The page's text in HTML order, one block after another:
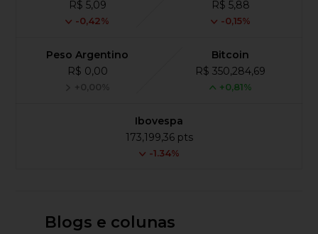
R$ 5,09
-0,42%
R$ 5,88
-0,15%
Peso Argentino
R$ 0,00
+0,00%
Bitcoin
R$ 350,284,69
+0,81%
Ibovespa
173,199,36 pts
-1.34%
Blogs e colunas